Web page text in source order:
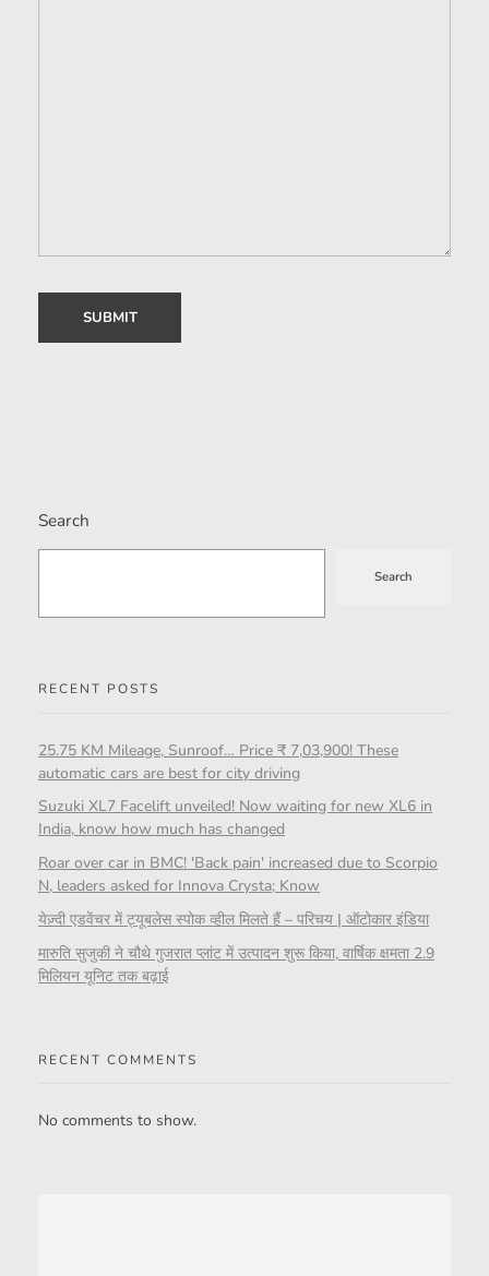
Search
Search
RECENT POSTS
25.75 KM Mileage, Sunroof… Price ₹ 7,03,900! These
automatic cars are best for city driving
Suzuki XL7 Facelift unveiled! Now waiting for new XL6 in
India, know how much has changed
Roar over car in BMC! 'Back pain' increased due to Scorpio
N, leaders asked for Innova Crysta; Know
येज़्दी एडवेंचर में ट्यूबलेस स्पोक व्हील मिलते हैं – परिचय | ऑटोकार इंडिया
मारुति सुजुकी ने चौथे गुजरात प्लांट में उत्पादन शुरू किया, वार्षिक क्षमता 2.9
मिलियन यूनिट तक बढ़ाई
RECENT COMMENTS
No comments to show.